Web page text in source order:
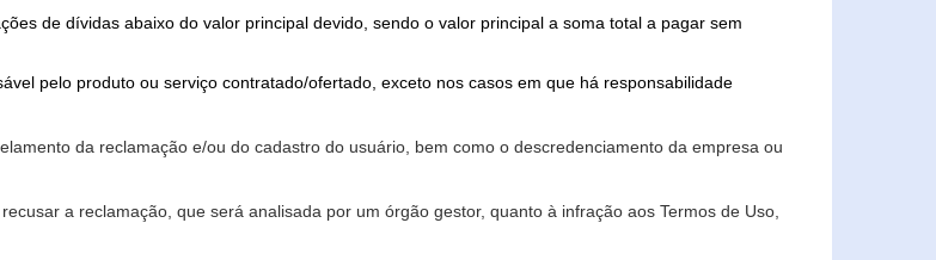
de dívidas abaixo do valor principal devido, sendo o valor principal a soma total a pagar sem
pelo produto ou serviço contratado/ofertado, exceto nos casos em que há responsabilidade
da reclamação e/ou do cadastro do usuário, bem como o descredenciamento da empresa ou
a reclamação, que será analisada por um órgão gestor, quanto à infração aos Termos de Uso,